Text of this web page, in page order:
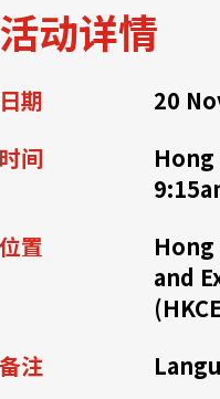
接
心 常见问
活动详情
日期
20
时间
Hong
位置
and
备注